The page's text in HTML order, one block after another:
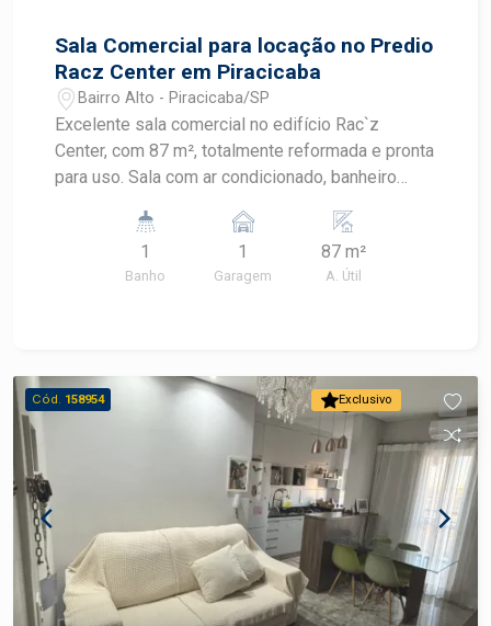
Sala Comercial para locação no Predio
Racz Center em Piracicaba
Bairro Alto - Piracicaba/SP
Excelente sala comercial no edifício Rac`z
Center, com 87 m², totalmente reformada e pronta
para uso. Sala com ar condicionado, banheiro
praticidade para o seu negócio. Uma excelente
oportunidade para instalar sua empresa ou
investir em um imóvel comercial de qualidade.
1
Banho
1
Garagem
87 m²
A. Útil
Exclusivo
Cód. 158954